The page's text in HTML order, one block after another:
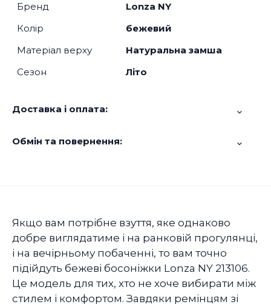
Бренд
Lonza NY
Колір
бежевий
Матеріал верху
Натуральна замша
Сезон
Літо
Доставка і оплата:
Обмін та повернення:
Якщо вам потрібне взуття, яке однаково
добре виглядатиме і на ранковій прогулянці,
і на вечірньому побаченні, то вам точно
підійдуть бежеві босоніжки Lonza NY 213106.
Це модель для тих, хто не хоче вибирати між
стилем і комфортом. Завдяки ремінцям зі